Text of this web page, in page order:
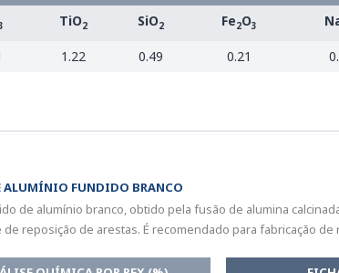
TiO2 SiO2 Fe2O3
1.22 0.49 0.21
ALUMÍNIO FUNDIDO BRANCO
de alumínio branco, obtido pela fusão de alumina
de reposição de arestas. É recomendado para fabricação de